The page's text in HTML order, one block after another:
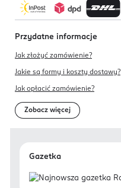
Przydatne informacje
Jak złożyć zamówienie?
Jakie są formy i koszty dostawy?
Jak opłacić zamówienie?
Zobacz więcej
Gazetka